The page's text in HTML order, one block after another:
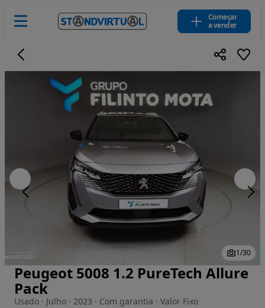
Começar
a vender
Imagem 1 de 30
1/30
Peugeot 5008 1.2 PureTech Allure
Pack
Usado · Julho · 2023 · Com garantia · Valor Fixo